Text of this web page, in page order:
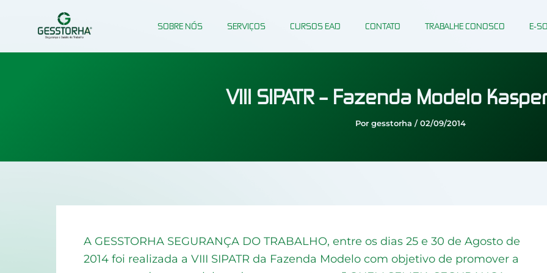
SOBRE NÓS SERVIÇOS CURSOS EAD CONTATO TRABALHE CONOSCO E-
VIII SIPATR – Fazenda Modelo
Por gesstorha /02/09/2014
A GESSTORHA SEGURANÇA DO TRABALHO, entre os dias 25 e 30 de Agosto de
2014 foi realizada a VIII SIPATR da Fazenda Modelo com objetivo de promover a